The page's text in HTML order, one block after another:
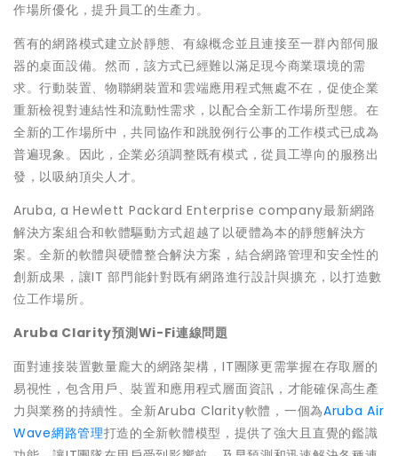
作場所優化，提升員工的生產力。
舊有的網路模式建立於靜態、有線概念並且連接至一群內部伺服
器的桌面設備。然而，該方式已經難以滿足現今商業環境的需
求。行動裝置、物聯網裝置和雲端應用程式無處不在，促使企業
重新檢視對連結性和流動性需求，以配合全新工作場所型態。在
全新的工作場所中，共同協作和跳脫例行公事的工作模式已成為
普遍現象。因此，企業必須調整既有模式，從員工導向的服務出
發，以吸納頂尖人才。
Aruba, a Hewlett Packard Enterprise company最新網路
解決方案組合和軟體驅動方式超越了以硬體為本的靜態解決方
案。全新的軟體與硬體整合解決方案，結合網路管理和安全性的
創新成果，讓IT 部門能針對既有網路進行設計與擴充，以打造數
位工作場所。
Aruba Clarity預測Wi-Fi連線問題
面對連接裝置數量龐大的網路架構，IT團隊更需掌握在存取層的
易視性，包含用戶、裝置和應用程式層面資訊，才能確保高生產
力與業務的持續性。全新Aruba Clarity軟體，一個為Aruba Air
Wave網路管理打造的全新軟體模型，提供了強大且直覺的鑑識